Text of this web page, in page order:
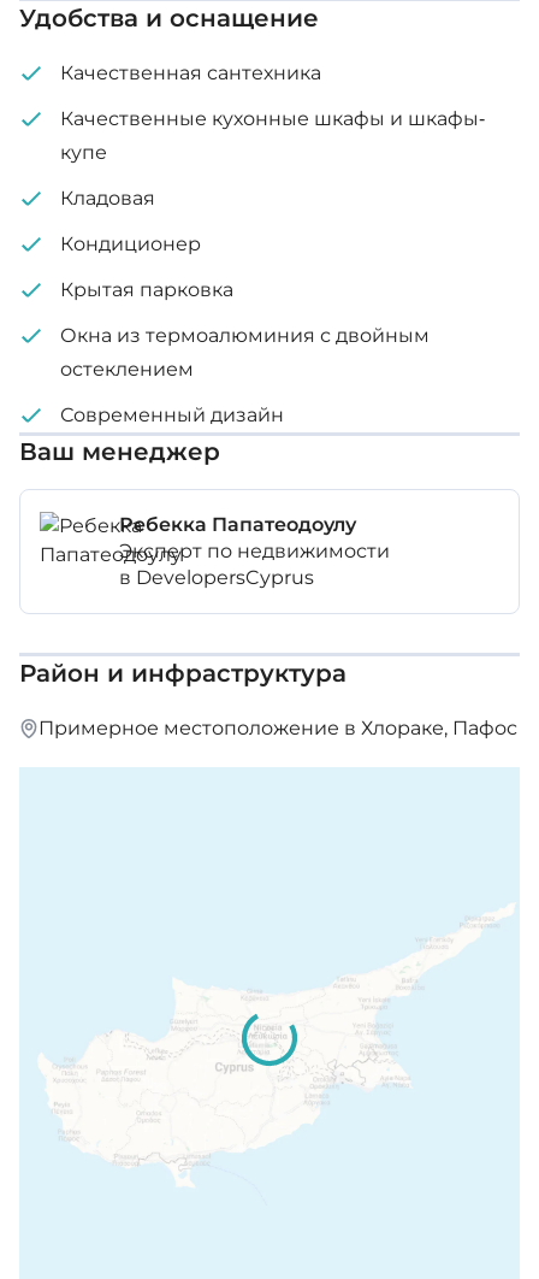
Удобства и оснащение
Качественная сантехника
Качественные кухонные шкафы и шкафы-
купе
Кладовая
Кондиционер
Крытая парковка
Окна из термоалюминия с двойным
остеклением
Современный дизайн
Ваш менеджер
Ребекка Папатеодоулу
Эксперт по недвижимости
в DevelopersCyprus
Район и инфраструктура
Примерное местоположение в Хлораке, Пафос